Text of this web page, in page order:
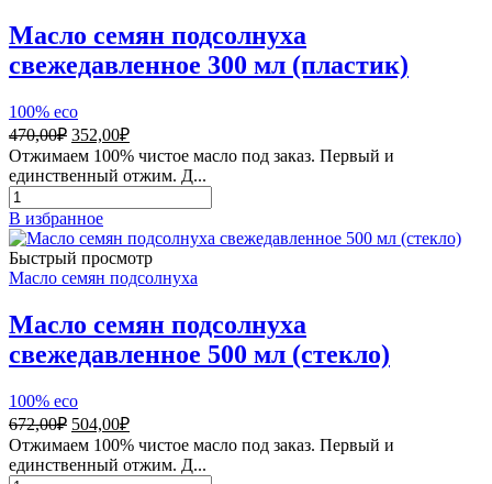
Масло семян подсолнуха
свежедавленное 300 мл (пластик)
100% eco
470,00₽ Первоначальная
цена
составляла
470,00₽.
352,00₽Текущая
цена:
352,00₽.
Отжимаем 100% чистое масло под заказ. Первый и
единственный отжим. Д...
Количество
товара
Масло
семян
подсолнуха
свежедавленное
300
мл
(пластик)
В избранное
Быстрый просмотр
Масло семян подсолнуха
Масло семян подсолнуха
свежедавленное 500 мл (стекло)
100% eco
672,00₽ Первоначальная
цена
составляла
504,00₽Текущая
цена:
504,00₽.
Отжимаем 100% чистое масло под заказ. Первый и
единственный отжим. Д...